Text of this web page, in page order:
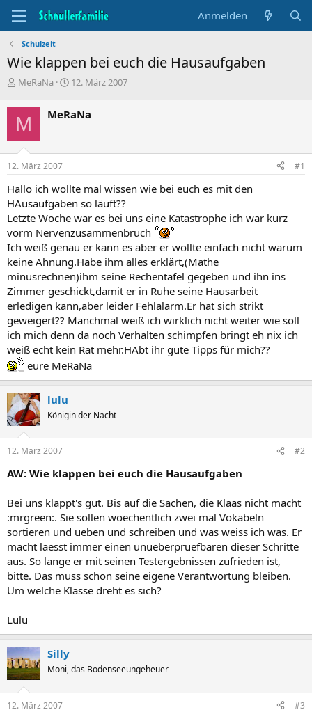
Anmelden
Schulzeit
Wie klappen bei euch die Hausaufgaben
T
e
m
e
n
s
t
r
t
e
r
MeRaNa
B
i
d
u
m
12. März 2007
M MeRaNa
12. März 2007 #1
Hallo ich wollte mal wissen wie bei euch es mit den
HAusaufgaben so läuft??
Letzte Woche war es bei uns eine Katastrophe ich war kurz
vorm Nervenzusammenbruch
Ich weiß genau er kann es aber er wollte einfach nicht warum
keine Ahnung.Habe ihm alles erklärt,(Mathe
minusrechnen)ihm seine Rechentafel gegeben und ihn ins
Zimmer geschickt,damit er in Ruhe seine Hausarbeit
erledigen kann,aber leider Fehlalarm.Er hat sich strikt
geweigert?? Manchmal weiß ich wirklich nicht weiter wie soll
ich mich denn da noch Verhalten schimpfen bringt eh nix ich
weiß echt kein Rat mehr.HAbt ihr gute Tipps für mich??
eure MeRaNa
lulu
Königin der Nacht
12. März 2007 #2
AW: Wie klappen bei euch die Hausaufgaben
Bei uns klappt's gut. Bis auf die Sachen, die Klaas nicht macht
:mrgreen:. Sie sollen woechentlich zwei mal Vokabeln
sortieren und ueben und schreiben und was weiss ich was. Er
macht laesst immer einen unueberpruefbaren dieser Schritte
aus. So lange er mit seinen Testergebnissen zufrieden ist,
bitte. Das muss schon seine eigene Verantwortung bleiben.
Um welche Klasse dreht es sich?
Lulu
Silly
Moni, das Bodenseeungeheuer
12. März 2007 #3